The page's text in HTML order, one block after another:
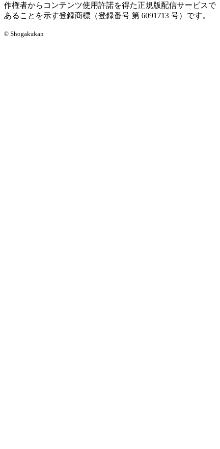
作権者からコンテンツ使用許諾を得た正規版配信サービスで
あることを示す登録商標（登録番号 第 6091713 号）です。
© Shogakukan